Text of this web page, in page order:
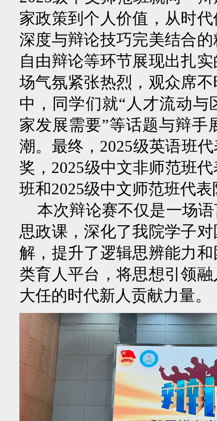
家政策到个人价值，从时
深度与辩论技巧完美结合
自由辩论等环节展现出扎
场气氛紧张热烈，观众席
中，同学们就“人才流动与
家发展需要”等话题与辩
潮。最终，2025级英语班
奖，2025级中文非师范班
班和2025级中文师范班代
本次辩论赛不仅是一场
思政课，深化了我院学子
解，提升了逻辑思辨能力
类育人平台，将思想引领
大任的时代新人贡献力量。